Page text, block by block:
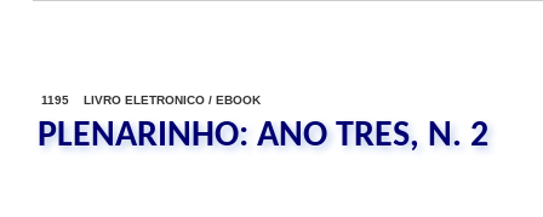
1195 LIVRO ELETRONICO / EBOOK
PLENARINHO: ANO TRES, N. 2